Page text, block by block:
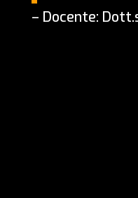
– Docente: